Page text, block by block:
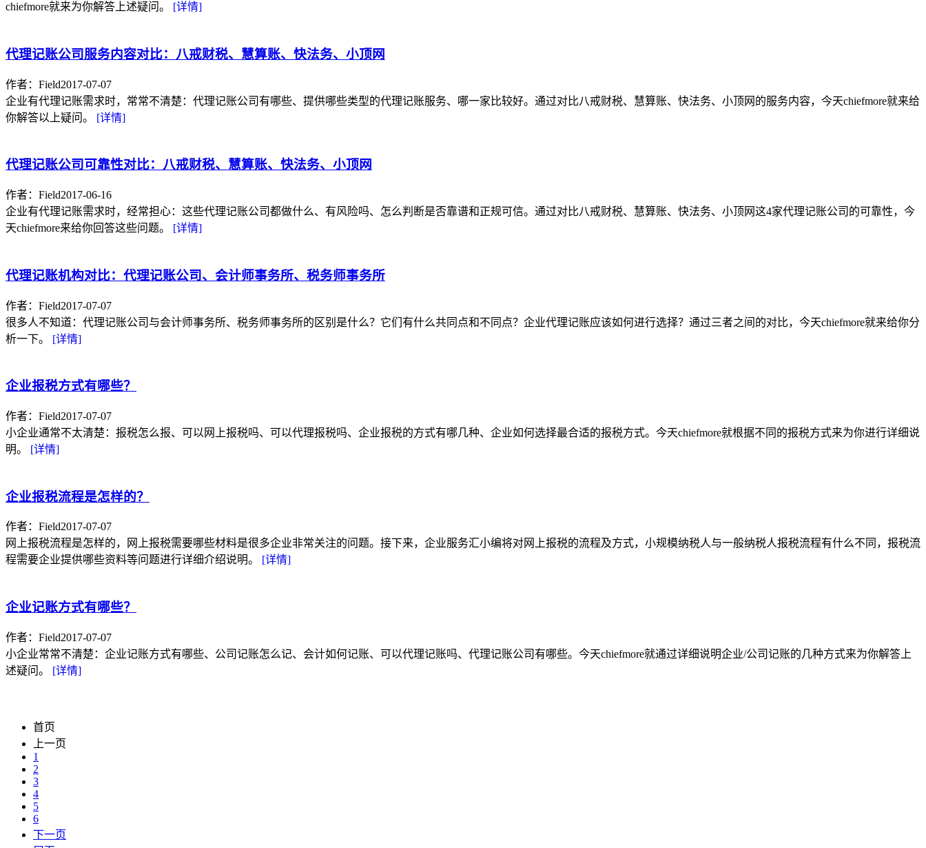
chiefmore就来为你解答上述疑问。 [详情]
代理记账公司服务内容对比：八戒财税、慧算账、快法务、小顶网
作者：Field2017-07-07
企业有代理记账需求时，常常不清楚：代理记账公司有哪些、提供哪些类型的代理记账服务、哪一家比较好。通过对比八戒财税、慧算账、快法务、小顶网的服务内容，今天chiefmore就来给
你解答以上疑问。 [详情]
代理记账公司可靠性对比：八戒财税、慧算账、快法务、小顶网
作者：Field2017-06-16
企业有代理记账需求时，经常担心：这些代理记账公司都做什么、有风险吗、怎么判断是否靠谱和正规可信。通过对比八戒财税、慧算账、快法务、小顶网这4家代理记账公司的可靠性，今
天chiefmore来给你回答这些问题。 [详情]
代理记账机构对比：代理记账公司、会计师事务所、税务师事务所
作者：Field2017-07-07
很多人不知道：代理记账公司与会计师事务所、税务师事务所的区别是什么？它们有什么共同点和不同点？企业代理记账应该如何进行选择？通过三者之间的对比，今天chiefmore就来给你分
析一下。 [详情]
企业报税方式有哪些？
作者：Field2017-07-07
小企业通常不太清楚：报税怎么报、可以网上报税吗、可以代理报税吗、企业报税的方式有哪几种、企业如何选择最合适的报税方式。今天chiefmore就根据不同的报税方式来为你进行详细说
明。 [详情]
企业报税流程是怎样的？
作者：Field2017-07-07
网上报税流程是怎样的，网上报税需要哪些材料是很多企业非常关注的问题。接下来，企业服务汇小编将对网上报税的流程及方式，小规模纳税人与一般纳税人报税流程有什么不同，报税流
程需要企业提供哪些资料等问题进行详细介绍说明。 [详情]
企业记账方式有哪些？
作者：Field2017-07-07
小企业常常不清楚：企业记账方式有哪些、公司记账怎么记、会计如何记账、可以代理记账吗、代理记账公司有哪些。今天chiefmore就通过详细说明企业/公司记账的几种方式来为你解答上
述疑问。 [详情]
首页
上一页
1
2
3
4
5
6
下一页